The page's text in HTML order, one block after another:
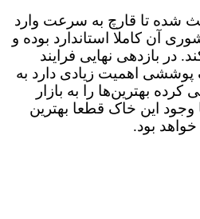
شده تا قارچ به سرعت وارد
آن کاملا استاندارد بوده و
در بازدهی نهایی فرایند
اهمیت زیادی دارد به
بهترین‌ها را به بازار
این خاک قطعا بهترین
بود.